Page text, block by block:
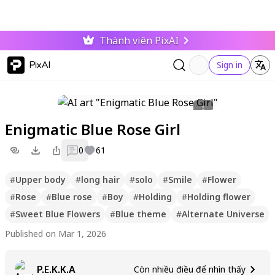
Thành viên PixAI
PixAI Sign in
Enigmatic Blue Rose Girl
0 61
#Upper body #long hair #solo #Smile #Flower
#Rose #Blue rose #Boy #Holding #Holding flower
#Sweet Blue Flowers #Blue theme #Alternate Universe
Published on Mar 1, 2026
P.E.K.K.A Còn nhiều điều để nhìn thấy